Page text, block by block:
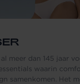
meer dan 145 jaar
waarin
samenkomen. Het